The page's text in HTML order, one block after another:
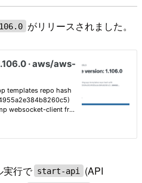
がリリースされました。
実行で start-api
(API